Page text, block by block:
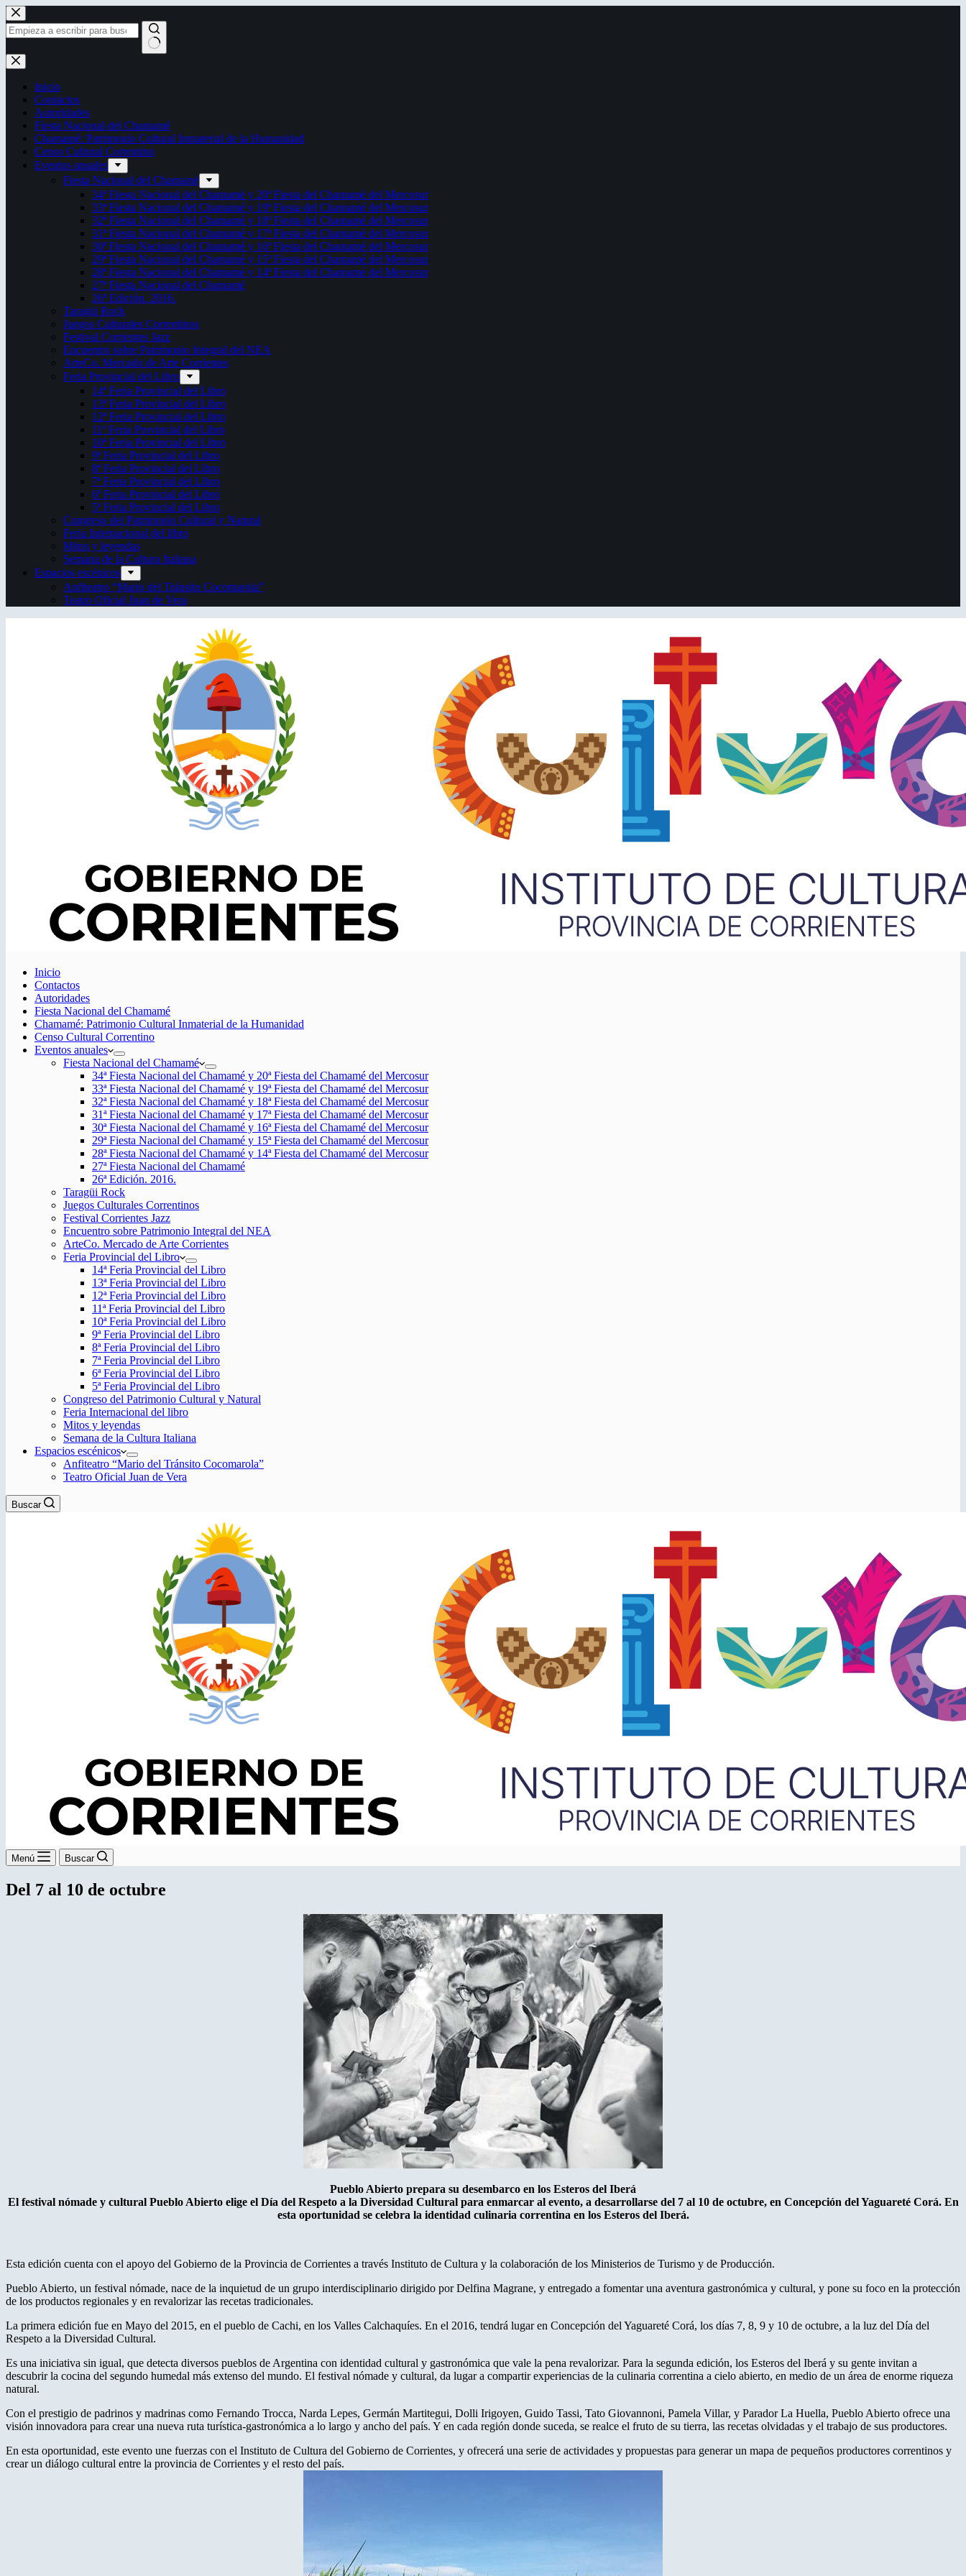
Saltar
al
contenido
Sin
resultados
Inicio
Contactos
Autoridades
Fiesta Nacional del Chamamé
Chamamé: Patrimonio Cultural Inmaterial de la Humanidad
Censo Cultural Correntino
Eventos anuales
Fiesta Nacional del Chamamé
34ª Fiesta Nacional del Chamamé y 20ª Fiesta del Chamamé del Mercosur
33ª Fiesta Nacional del Chamamé y 19ª Fiesta del Chamamé del Mercosur
32ª Fiesta Nacional del Chamamé y 18ª Fiesta del Chamamé del Mercosur
31ª Fiesta Nacional del Chamamé y 17ª Fiesta del Chamamé del Mercosur
30ª Fiesta Nacional del Chamamé y 16ª Fiesta del Chamamé del Mercosur
29ª Fiesta Nacional del Chamamé y 15ª Fiesta del Chamamé del Mercosur
28ª Fiesta Nacional del Chamamé y 14ª Fiesta del Chamamé del Mercosur
27ª Fiesta Nacional del Chamamé
26ª Edición. 2016.
Taragüi Rock
Juegos Culturales Correntinos
Festival Corrientes Jazz
Encuentro sobre Patrimonio Integral del NEA
ArteCo. Mercado de Arte Corrientes
Feria Provincial del Libro
14ª Feria Provincial del Libro
13ª Feria Provincial del Libro
12ª Feria Provincial del Libro
11ª Feria Provincial del Libro
10ª Feria Provincial del Libro
9ª Feria Provincial del Libro
8ª Feria Provincial del Libro
7ª Feria Provincial del Libro
6ª Feria Provincial del Libro
5ª Feria Provincial del Libro
Congreso del Patrimonio Cultural y Natural
Feria Internacional del libro
Mitos y leyendas
Semana de la Cultura Italiana
Espacios escénicos
Anfiteatro “Mario del Tránsito Cocomarola”
Teatro Oficial Juan de Vera
Inicio
Contactos
Autoridades
Fiesta Nacional del Chamamé
Chamamé: Patrimonio Cultural Inmaterial de la Humanidad
Censo Cultural Correntino
Eventos anuales
Fiesta Nacional del Chamamé
34ª Fiesta Nacional del Chamamé y 20ª Fiesta del Chamamé del Mercosur
33ª Fiesta Nacional del Chamamé y 19ª Fiesta del Chamamé del Mercosur
32ª Fiesta Nacional del Chamamé y 18ª Fiesta del Chamamé del Mercosur
31ª Fiesta Nacional del Chamamé y 17ª Fiesta del Chamamé del Mercosur
30ª Fiesta Nacional del Chamamé y 16ª Fiesta del Chamamé del Mercosur
29ª Fiesta Nacional del Chamamé y 15ª Fiesta del Chamamé del Mercosur
28ª Fiesta Nacional del Chamamé y 14ª Fiesta del Chamamé del Mercosur
27ª Fiesta Nacional del Chamamé
26ª Edición. 2016.
Taragüi Rock
Juegos Culturales Correntinos
Festival Corrientes Jazz
Encuentro sobre Patrimonio Integral del NEA
ArteCo. Mercado de Arte Corrientes
Feria Provincial del Libro
14ª Feria Provincial del Libro
13ª Feria Provincial del Libro
12ª Feria Provincial del Libro
11ª Feria Provincial del Libro
10ª Feria Provincial del Libro
9ª Feria Provincial del Libro
8ª Feria Provincial del Libro
7ª Feria Provincial del Libro
6ª Feria Provincial del Libro
5ª Feria Provincial del Libro
Congreso del Patrimonio Cultural y Natural
Feria Internacional del libro
Mitos y leyendas
Semana de la Cultura Italiana
Espacios escénicos
Anfiteatro “Mario del Tránsito Cocomarola”
Teatro Oficial Juan de Vera
Buscar
Menú Buscar
Del 7 al 10 de octubre
Pueblo Abierto prepara su desembarco en los Esteros del Iberá
El festival nómade y cultural Pueblo Abierto elige el Día del Respeto a la Diversidad Cultural para enmarcar al evento, a desarrollarse del 7 al 10 de octubre, en Concepción del Yaguareté Corá. En
esta oportunidad se celebra la identidad culinaria correntina en los Esteros del Iberá.
Esta edición cuenta con el apoyo del Gobierno de la Provincia de Corrientes a través Instituto de Cultura y la colaboración de los Ministerios de Turismo y de Producción.
Pueblo Abierto, un festival nómade, nace de la inquietud de un grupo interdisciplinario dirigido por Delfina Magrane, y entregado a fomentar una aventura gastronómica y cultural, y pone su foco en la protección
de los productos regionales y en revalorizar las recetas tradicionales.
La primera edición fue en Mayo del 2015, en el pueblo de Cachi, en los Valles Calchaquíes. En el 2016, tendrá lugar en Concepción del Yaguareté Corá, los días 7, 8, 9 y 10 de octubre, a la luz del Día del
Respeto a la Diversidad Cultural.
Es una iniciativa sin igual, que detecta diversos pueblos de Argentina con identidad cultural y gastronómica que vale la pena revalorizar. Para la segunda edición, los Esteros del Iberá y su gente invitan a
descubrir la cocina del segundo humedal más extenso del mundo. El festival nómade y cultural, da lugar a compartir experiencias de la culinaria correntina a cielo abierto, en medio de un área de enorme riqueza
natural.
Con el prestigio de padrinos y madrinas como Fernando Trocca, Narda Lepes, Germán Martitegui, Dolli Irigoyen, Guido Tassi, Tato Giovannoni, Pamela Villar, y Parador La Huella, Pueblo Abierto ofrece una
visión innovadora para crear una nueva ruta turística-gastronómica a lo largo y ancho del país. Y en cada región donde suceda, se realce el fruto de su tierra, las recetas olvidadas y el trabajo de sus productores.
En esta oportunidad, este evento une fuerzas con el Instituto de Cultura del Gobierno de Corrientes, y ofrecerá una serie de actividades y propuestas para generar un mapa de pequeños productores correntinos y
crear un diálogo cultural entre la provincia de Corrientes y el resto del país.